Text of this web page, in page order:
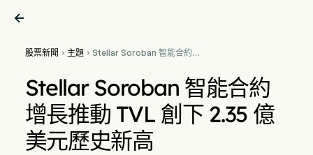

股票新聞  主題 Stellar Soroban 智能合約增
Stellar Soroban 智能合約
增長推動 TVL 創下 2.35 億
美元歷史新高